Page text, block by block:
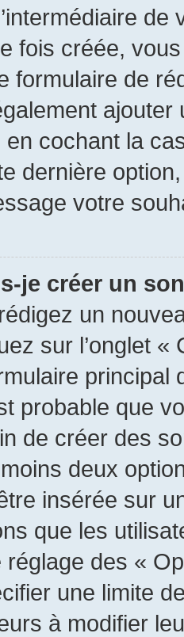
fois créée,
formulaire de
cochant la
dernière
votre
je créer un
un
sur l’onglet
principal
probable que
de créer des
deux
insérée sur
que les
réglage des «
une limite
à modifier